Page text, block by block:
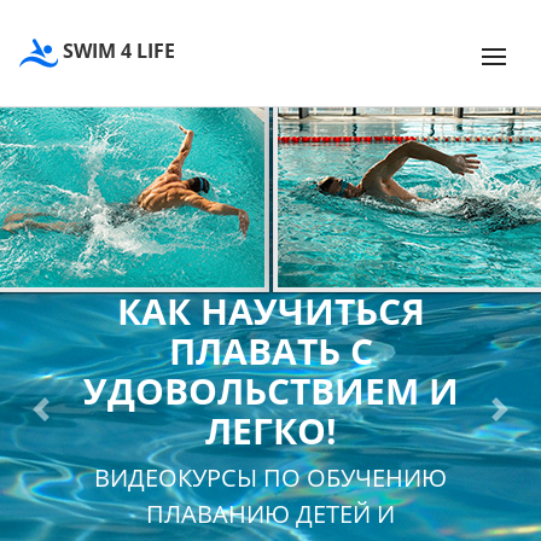
SWIM 4 LIFE
КАК НАУЧИТЬСЯ
ПЛАВАТЬ С
УДОВОЛЬСТВИЕМ И
ЛЕГКО!
ВИДЕОКУРСЫ ПО ОБУЧЕНИЮ
ПЛАВАНИЮ ДЕТЕЙ И
Previous Next